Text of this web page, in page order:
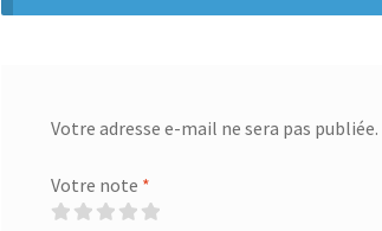
Votre adresse e-mail ne sera pas publiée.
Votre note *